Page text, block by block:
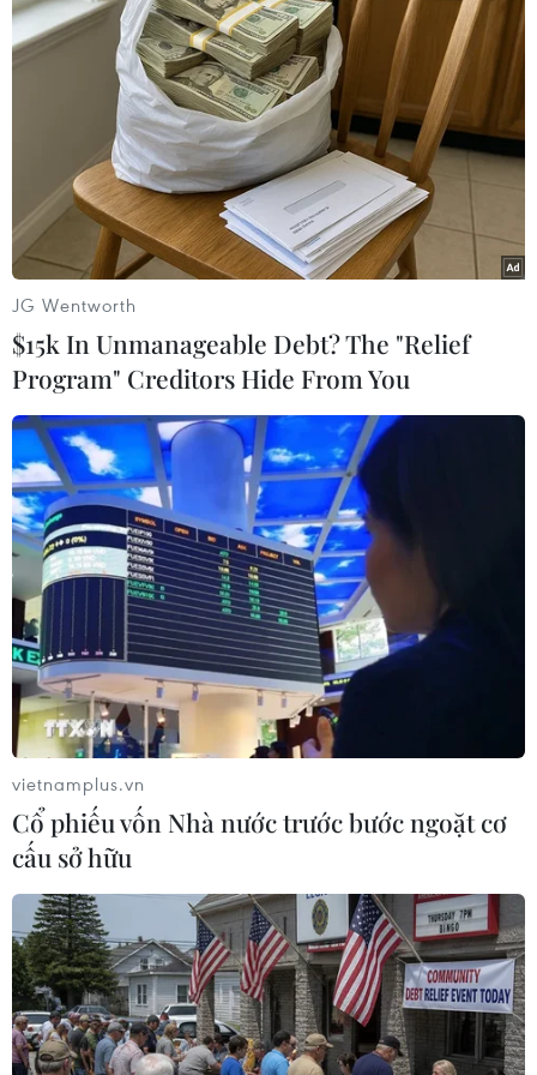
Từ các dữ liệu trên, dự báo dòng chảy bình
quân về Đồng bằng sông Cửu Long trong tháng
2 là 3.312 m3/s và trong tháng 3 là 3.871m3/s,
cao hơn năm 2016 từ 10-20%, xấp xỉ năm 2022.
Tổng cục Thủy lợi dự báo 2 kịch bản xâm nhập
mặn trong thời gian còn lại của mùa khô ở Đồng
bằng sông Cửu Long.
Cống âu thuyền Ninh Quới giúp chủ động điều tiết nước, kiểm
soát mặn, giữ ngọt cho 3 tỉnh Sóc Trăng, Bạc Liêu và Hậu
Giang. (Ảnh: Tuấn Kiệt/TTXVN)
Kịch bản 1 (có khả năng xảy ra cao) là hồ chứa
thủy điện thượng nguồn như một số năm gần
đây chỉ thực hiện giảm xả đến khoảng giữa
tháng 2/2023. Phạm vi xâm nhập mặn 4g/lít ở
các cửa sông dự báo sẽ bị tác động như trên.
Kịch bản 2 (trường hợp cực đoan, ít có khả năng
xảy ra) là hồ chứa thủy điện Cảnh Hồng (Trung
Quốc) duy trì giảm xả đến hết tháng 2/2023 với
lưu lượng xả khoảng 650m3/s cùng với việc xả
nước muộn ở các hồ chứa khác, dòng chảy về
Đồng bằng song Cửu Long trong tháng 2 và
JG Wentworth
$15k In Unmanageable Debt? The "Relief
Program" Creditors Hide From You
vietnamplus.vn
Cổ phiếu vốn Nhà nước trước bước ngoặt cơ
cấu sở hữu